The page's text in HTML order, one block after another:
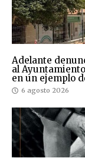
Adelante
al
en un ejemplo
6 agosto 2026